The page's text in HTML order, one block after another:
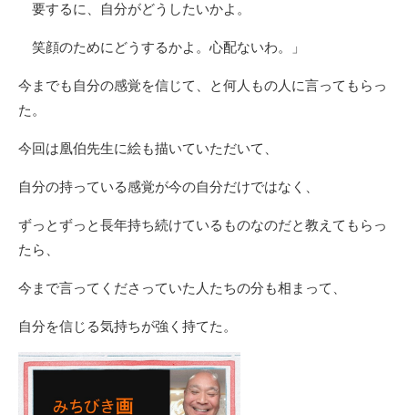
要するに、自分がどうしたいかよ。
笑顔のためにどうするかよ。心配ないわ。」
今までも自分の感覚を信じて、と何人もの人に言ってもらっ
た。
今回は凰伯先生に絵も描いていただいて、
自分の持っている感覚が今の自分だけではなく、
ずっとずっと長年持ち続けているものなのだと教えてもらっ
たら、
今まで言ってくださっていた人たちの分も相まって、
自分を信じる気持ちが強く持てた。